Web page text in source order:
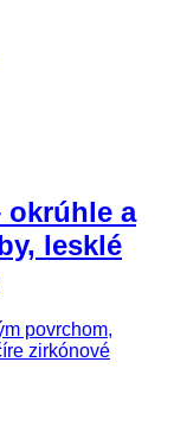
okrúhle a
lesklé
povrchom,
zirkónové